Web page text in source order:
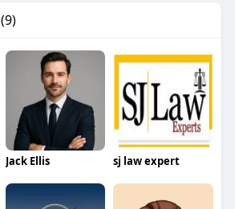
(9)
Jack Ellis sj law expert